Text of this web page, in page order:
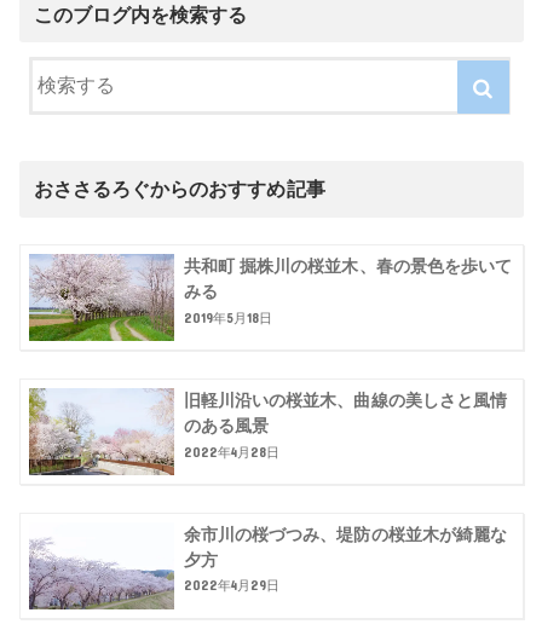
このブログ内を検索する
おささるろぐからのおすすめ記事
共和町 掘株川の桜並木、春の景色を歩いて
みる
2019年5月18日
旧軽川沿いの桜並木、曲線の美しさと風情
のある風景
2022年4月28日
余市川の桜づつみ、堤防の桜並木が綺麗な
夕方
2022年4月29日